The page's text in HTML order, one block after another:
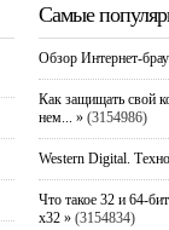
Самые
Обзор Интернет-
Как защищать свой
нем... »(3154986)
Western Digital.
Что такое 32 и 64-
x32 »(3154834)